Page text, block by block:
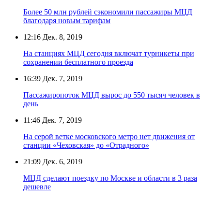
Более 50 млн рублей сэкономили пассажиры МЦД
благодаря новым тарифам
12:16 Дек. 8, 2019
На станциях МЦД сегодня включат турникеты при
сохранении бесплатного проезда
16:39 Дек. 7, 2019
Пассажиропоток МЦД вырос до 550 тысяч человек в
день
11:46 Дек. 7, 2019
На серой ветке московского метро нет движения от
станции «Чеховская» до «Отрадного»
21:09 Дек. 6, 2019
МЦД сделают поездку по Москве и области в 3 раза
дешевле